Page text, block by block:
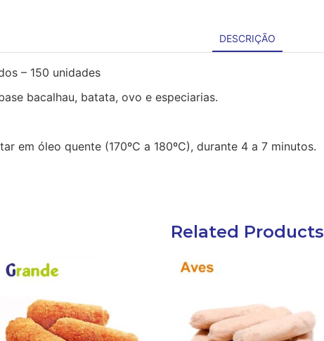
DESCRIÇÃO
– 150 unidades
bacalhau, batata, ovo e especiarias.
em óleo quente (170ºC a 180ºC), durante 4 a 7 minutos.
Related Products